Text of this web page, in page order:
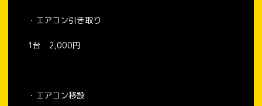
・エアコン引き取り
1台 2,000円
・エアコン移設